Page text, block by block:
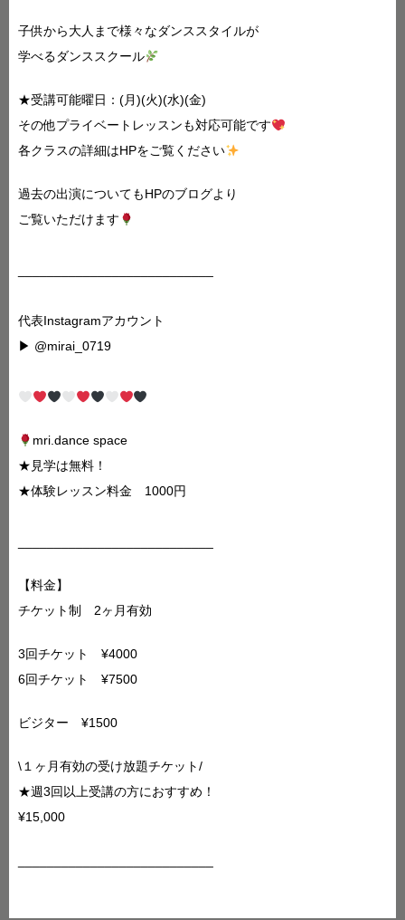
子供から大人まで様々なダンススタイルが
学べるダンススクール
★受講可能曜日：(月)(火)(水)(金)
その他プライベートレッスンも対応可能です
各クラスの詳細はHPをご覧ください
過去の出演についてもHPのブログより
ご覧いただけます
代表Instagramアカウント
▶︎ @mirai_0719
mri.dance space
★見学は無料！
★体験レッスン料金 1000円
【料金】
チケット制 2ヶ月有効
3回チケット ¥4000
6回チケット ¥7500
ビジター ¥1500
\１ヶ月有効の受け放題チケット/
★週3回以上受講の方におすすめ！
¥15,000